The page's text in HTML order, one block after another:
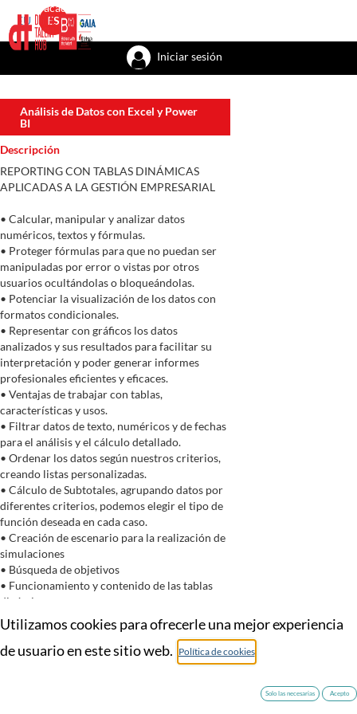
EU ES
Talent academy
Iniciar sesión
Análisis de Datos con Excel y Power
BI
Descripción
REPORTING CON TABLAS DINÁMICAS
APLICADAS A LA GESTIÓN EMPRESARIAL
• Calcular, manipular y analizar datos
numéricos, textos y fórmulas.
• Proteger fórmulas para que no puedan ser
manipuladas por error o vistas por otros
usuarios ocultándolas o bloqueándolas.
• Potenciar la visualización de los datos con
formatos condicionales.
• Representar con gráficos los datos
analizados y sus resultados para facilitar su
interpretación y poder generar informes
profesionales eficientes y eficaces.
• Ventajas de trabajar con tablas,
características y usos.
• Filtrar datos de texto, numéricos y de fechas
para el análisis y el cálculo detallado.
• Ordenar los datos según nuestros criterios,
creando listas personalizadas.
• Cálculo de Subtotales, agrupando datos por
diferentes criterios, podemos elegir el tipo de
función deseada en cada caso.
• Creación de escenario para la realización de
simulaciones
• Búsqueda de objetivos
• Funcionamiento y contenido de las tablas
dinámicas.
• Dar formato a una tabla dinámica.
• Funcionalidades avanzadas.
• Gestión de los datos de origen.
Utilizamos cookies para ofrecerle una mejor experiencia
de usuario en este sitio web. Política de cookies
Solo las necesarias Acepto